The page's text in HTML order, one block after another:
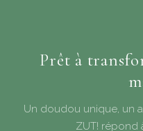
Prêt à
Un doudou unique, un
ZUT! répond